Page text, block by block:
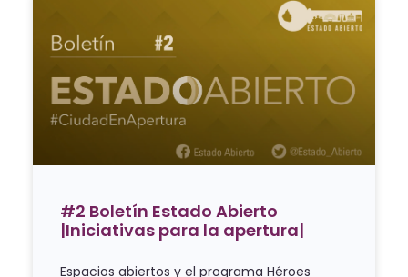
#2 Boletín Estado Abierto
|Iniciativas para la apertura|
Espacios abiertos y el programa Héroes